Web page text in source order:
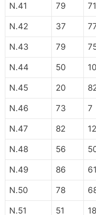
N.41 79 71
N.42 37
N.43 79
N.44 50 10
N.45 20
N.46 73 7
N.47 82 12
N.48 56
N.49 86 61
N.50 78
N.51 51 18